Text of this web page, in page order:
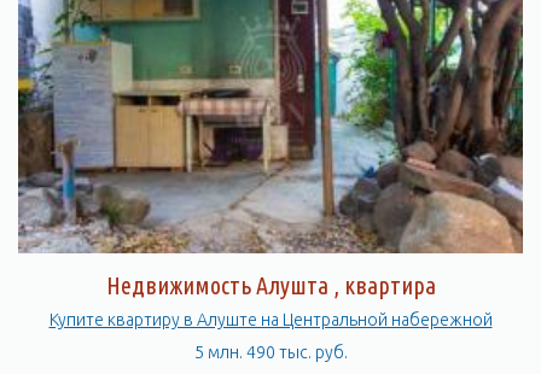
Недвижимость Алушта , квартира
Купите квартиру в Алуште на Центральной набережной
5 млн. 490 тыс. руб.